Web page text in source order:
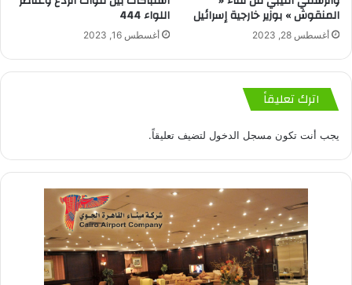
المنقوش » بوزير خارجية إسرائيل
أغسطس 28, 2023
اللواء 444
أغسطس 16, 2023
اترك تعليقاً
يجب أنت تكون مسجل الدخول لتضيف تعليقاً.